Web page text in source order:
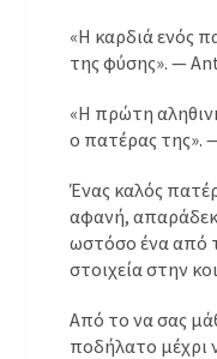
«Η καρδιά ενός
της φύσης». —
«Η πρώτη
ο πατέρας της».
Ένας καλός
αφανή,
ωστόσο ένα από
στοιχεία στην
Από το να σας
ποδήλατο μέχρι